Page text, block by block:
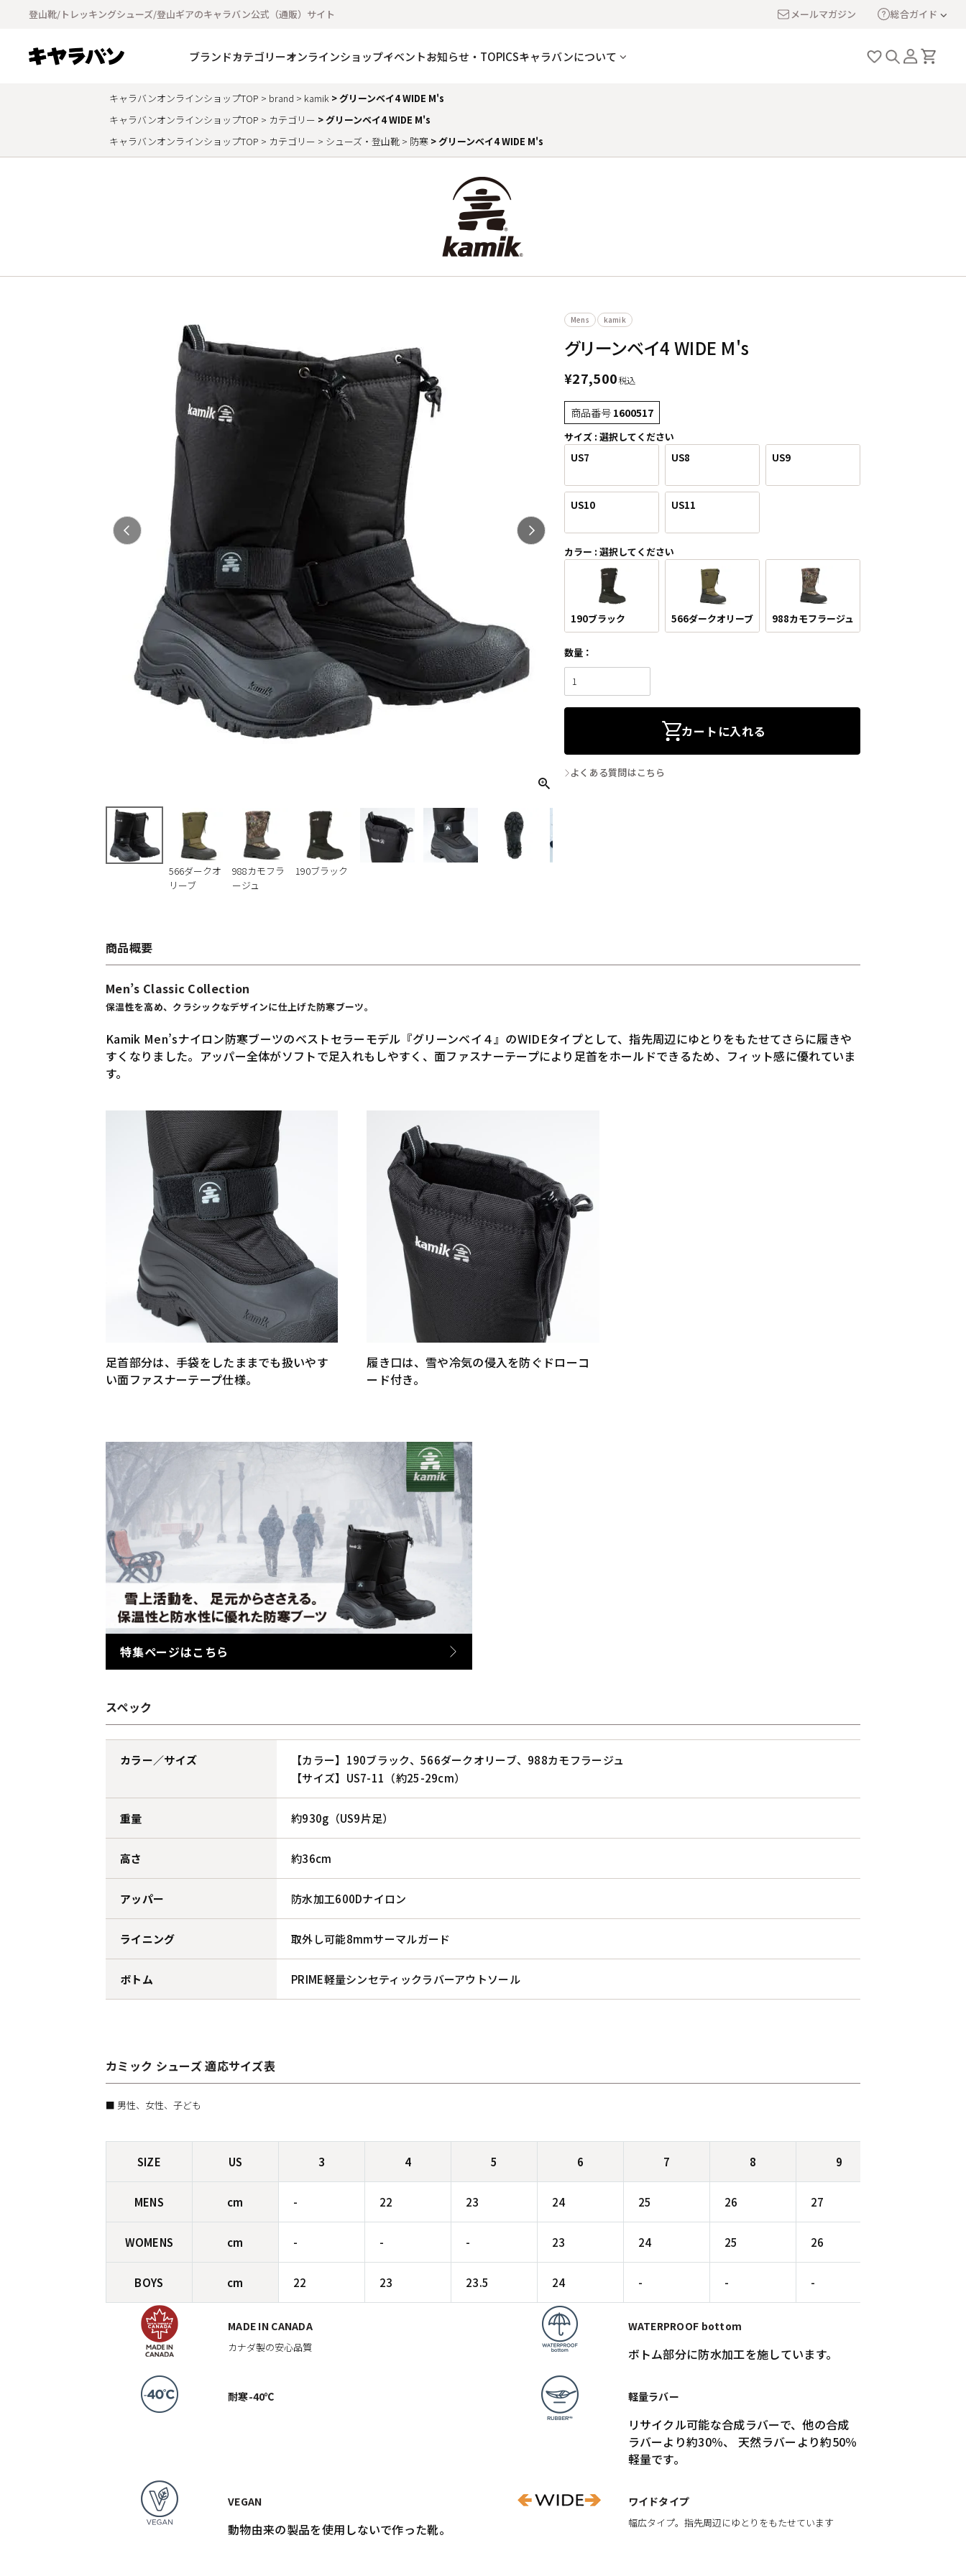
登山靴/トレッキングシューズ/登山ギアのキャラバン公式（通販）サイト メールマガジン 総合ガイド
ブランドカテゴリーオンラインショップイベントお知らせ・TOPICSキャラバンについて
キャラバンオンラインショップTOP brand kamik
グリーンベイ4 WIDE M's
キャラバンオンラインショップTOP
カテゴリー
グリーンベイ4 WIDE M's
キャラバンオンラインショップTOP
カテゴリー シューズ・登山靴 防寒 グリーンベイ4 WIDE M's
566ダークオ
リーブ
988カモフラ
ージュ
190ブラック
Mens kamik
グリーンベイ4 WIDE M's
¥27,500税込
商品番号 1600517
サイズ 選択してください
US7
US8 US9
US10 US11
カラー 選択してください
190ブラック 566ダークオリーブ 988カモフラージュ
カートに入れる
よくある質問はこちら
商品概要
Men’s Classic Collection
保温性を高め、クラシックなデザインに仕上げた防寒ブーツ。
Kamik Men’sナイロン防寒ブーツのベストセラーモデル『グリーンベイ４』のWIDEタイプとして、指先周辺にゆとりをもたせてさらに履きや
すくなりました。アッパー全体がソフトで足入れもしやすく、面ファスナーテープにより足首をホールドできるため、フィット感に優れていま
す。
足首部分は、手袋をしたままでも扱いやす
い面ファスナーテープ仕様。
履き口は、雪や冷気の侵入を防ぐドローコ
ード付き。
特集ページはこちら
スペック
カラー／サイズ
【カラー】190ブラック、566ダークオリーブ、988カモフラージュ
【サイズ】US7-11（約25-29cm）
重量 約930g（US9片足）
高さ 約36cm
アッパー 防水加工600Dナイロン
ライニング 取外し可能8mmサーマルガード
ボトム PRIME軽量シンセティックラバーアウトソール
カミック シューズ 適応サイズ表
■ 男性、女性、子ども
SIZE US 3 4 5 6 7 8 9
MENS cm - 22 23 24 25 26 27
WOMENS cm - - - 23 24 25 26
BOYS cm 22 23 23.5 24 - - -
MADE IN CANADA
カナダ製の安心品質
WATERPROOF bottom
ボトム部分に防水加工を施しています。
耐寒-40℃ 軽量ラバー
リサイクル可能な合成ラバーで、他の合成
ラバーより約30％、 天然ラバーより約50％
軽量です。
VEGAN
動物由来の製品を使用しないで作った靴。
ワイドタイプ
幅広タイプ。指先周辺にゆとりをもたせています